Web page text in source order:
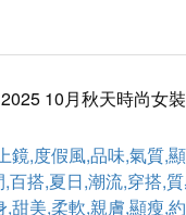
2025 10月秋天時尚女裝